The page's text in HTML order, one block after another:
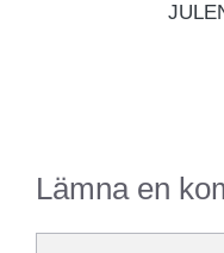
Lämna en